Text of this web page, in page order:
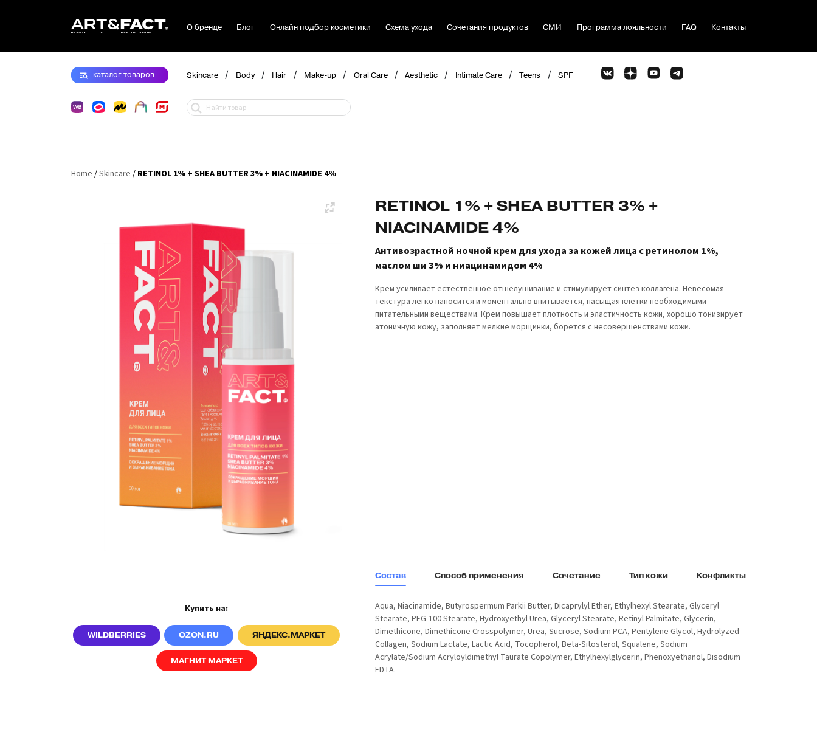
О бренде Блог Онлайн подбор косметики Схема ухода Сочетания продуктов СМИ Программа лояльности FAQ Контакты
каталогтоваров Skincare / Body / Hair / Make-up / Oral Care / Aesthetic / Intimate Care / Teens / SPF
Home /Skincare / RETINOL 1% + SHEA BUTTER 3% + NIACINAMIDE 4%
Купить на:
WILDBERRIES OZON.RU ЯНДЕКС.МАРКЕТ
МАГНИТ МАРКЕТ
RETINOL 1% + SHEA BUTTER 3% +
NIACINAMIDE 4%
Антивозрастной ночной крем для ухода за кожей лица с ретинолом 1%,
маслом ши 3% и ниацинамидом 4%
Крем усиливает естественное отшелушивание и стимулирует синтез коллагена. Невесомая
текстура легко наносится и моментально впитывается, насыщая клетки необходимыми
питательными веществами. Крем повышает плотность и эластичность кожи, хорошо тонизирует
атоничную кожу, заполняет мелкие морщинки, борется с несовершенствами кожи.
Состав Способ применения Сочетание Тип кожи Конфликты
Aqua, Niacinamide, Butyrospermum Parkii Butter, Dicaprylyl Ether, Ethylhexyl Stearate, Glyceryl
Stearate, PEG-100 Stearate, Hydroxyethyl Urea, Glyceryl Stearate, Retinyl Palmitate, Glycerin,
Dimethicone, Dimethicone Crosspolymer, Urea, Sucrose, Sodium PCA, Pentylene Glycol, Hydrolyzed
Collagen, Sodium Lactate, Lactic Acid, Tocopherol, Beta-Sitosterol, Squalene, Sodium
Acrylate/Sodium Acryloyldimethyl Taurate Copolymer, Ethylhexylglycerin, Phenoxyethanol, Disodium
EDTA.